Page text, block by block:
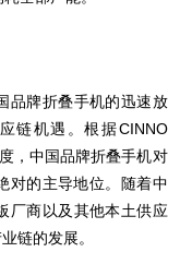
品牌折叠手机的迅速放
链机遇。根据CINNO
，中国品牌折叠手机对
对的主导地位。随着中
厂商以及其他本土供应
链的发展。